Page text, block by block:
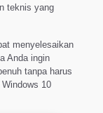
teknis yang
menyelesaikan
Anda ingin
tanpa harus
10